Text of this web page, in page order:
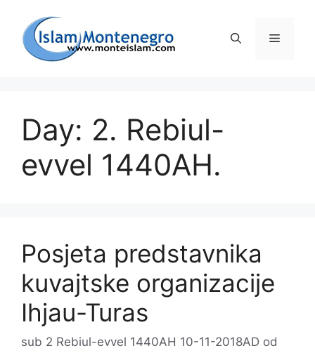
sadržaj
Day: 2. Rebiul-
evvel 1440AH.
Posjeta predstavnika
kuvajtske organizacije
Ihjau-Turas
sub 2 Rebiul-evvel 1440AH 10-11-2018AD od